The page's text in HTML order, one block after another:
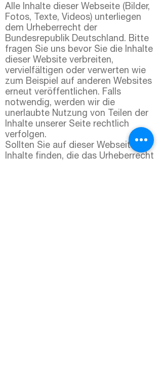
Alle Inhalte dieser Webseite (Bilder,
Fotos, Texte, Videos) unterliegen
dem Urheberrecht der
Bundesrepublik Deutschland. Bitte
fragen Sie uns bevor Sie die Inhalte
dieser Website verbreiten,
vervielfältigen oder verwerten wie
zum Beispiel auf anderen Websites
erneut veröffentlichen. Falls
notwendig, werden wir die
unerlaubte Nutzung von Teilen der
Inhalte unserer Seite rechtlich
verfolgen.
Sollten Sie auf dieser Webseite
Inhalte finden, die das Urheberrecht